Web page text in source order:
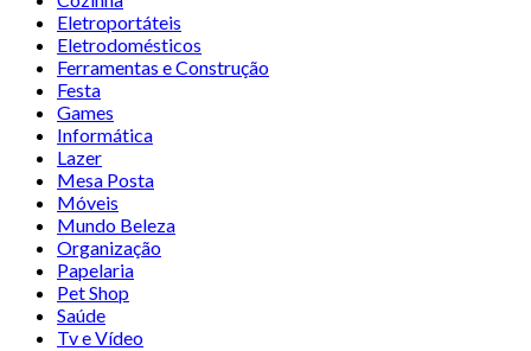
Eletroportáteis
Eletrodomésticos
Ferramentas e Construção
Festa
Games
Informática
Lazer
Mesa Posta
Móveis
Mundo Beleza
Organização
Papelaria
Pet Shop
Saúde
Tv e Vídeo